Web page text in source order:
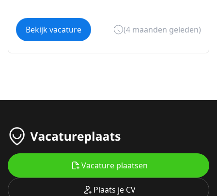
Bekijk vacature (4 maanden geleden)
Plaats je CV
Vacature plaatsen